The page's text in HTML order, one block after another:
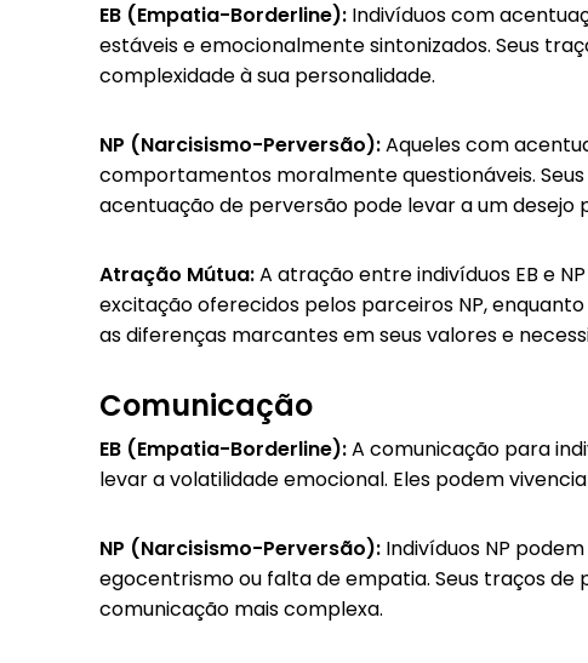
EB (Empatia-Borderline): Indivíduos com
estáveis e emocionalmente sintonizados. Seus
complexidade à sua personalidade.
NP (Narcisismo-Perversão):Aqueles com
comportamentos moralmente questionáveis.
acentuação de perversão pode levar a um desejo
Atração Mútua:A atração entre indivíduos EB e
excitação oferecidos pelos parceiros NP,
as diferenças marcantes em seus valores e
Comunicação
EB (Empatia-Borderline):A comunicação para
levar a volatilidade emocional. Eles podem
NP (Narcisismo-Perversão): Indivíduos NP
egocentrismo ou falta de empatia. Seus traços
comunicação mais complexa.